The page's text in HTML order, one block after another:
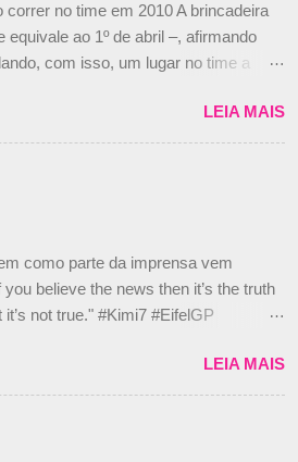
no time em 2010 A brincadeira
ao 1º de abril –, afirmando
com isso, um lugar no time a
de Bruno Senna em 2010. "Na
depois de ter assinado com Bruno
não tem nada contra o filho do
LEIA MAIS
como parte da imprensa vem
believe the news then it’s the truth
not true." #Kimi7 #EifelGP
as a team mate? 🙌 Over to you,
8, 2020 Beijinhos, Ludy
LEIA MAIS